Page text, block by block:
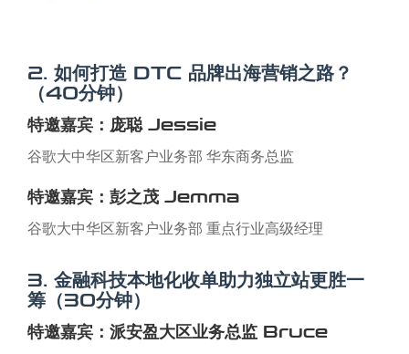
2. 如何打造 DTC 品牌出海营销之路？
（40分钟）
特邀嘉宾：庞聪 Jessie
谷歌大中华区新客户业务部 华东商务总监
​特邀嘉宾：彭之茂 Jemma
谷歌大中华区新客户业务部 重点行业高级经理
3. 金融科技本地化收单助力独立站更胜一
筹（30分钟）
特邀嘉宾：派安盈大区业务总监 Bruce